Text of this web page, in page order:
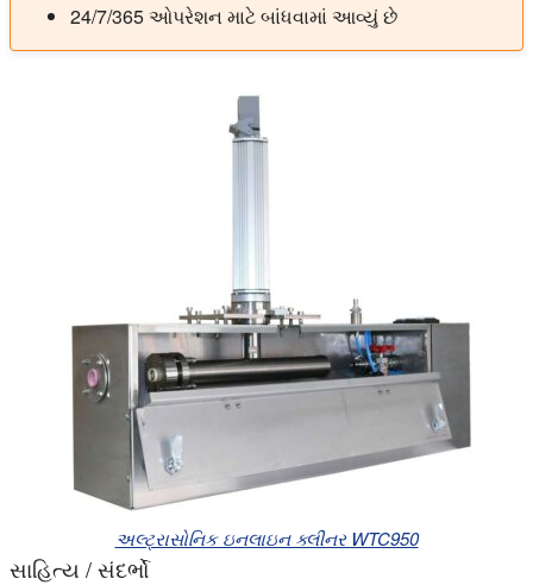
24/7/365 ઓપરેશન માટે બાંધવામાં આવ્યું છે
અલ્ટ્રાસોનિક ઇનલાઇન ક્લીનર WTC950
સાહિત્ય / સંદર્ભો